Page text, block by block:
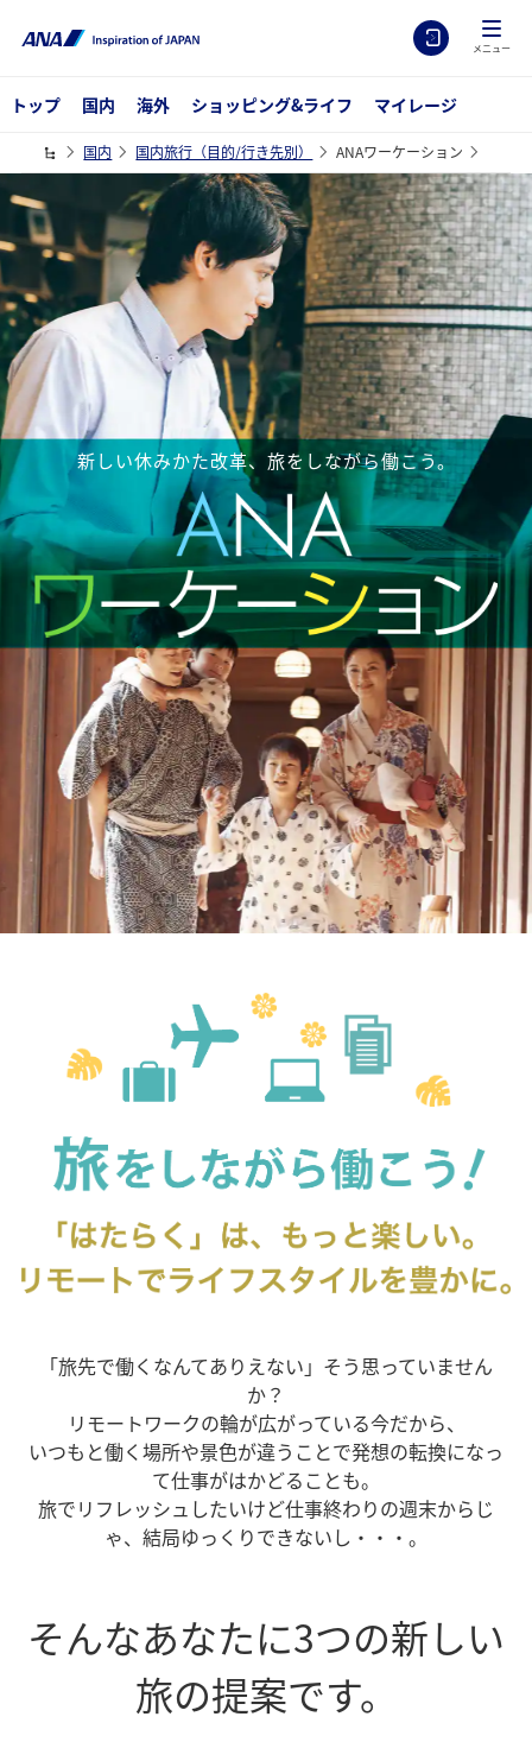
メニュー
トップ 国内 海外 ショッピング&ライフ マイレージ
国内 国内旅行（目的/行き先別） ANAワーケーション
新しい休みかた改革、旅をしながら働こう。
「旅先で働くなんてありえない」そう思っていません
か？
リモートワークの輪が広がっている今だから、
いつもと働く場所や景色が違うことで発想の転換になっ
て仕事がはかどることも。
旅でリフレッシュしたいけど仕事終わりの週末からじ
ゃ、結局ゆっくりできないし・・・。
そんなあなたに3つの新しい
旅の提案です。